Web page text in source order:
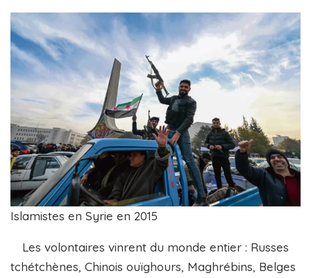
Islamistes en Syrie en 2015
Les volontaires vinrent du monde entier : Russes
tchétchènes, Chinois ouïghours, Maghrébins, Belges